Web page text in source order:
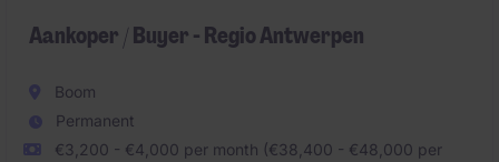
Aankoper / Buyer - Regio Antwerpen
Boom
Permanent
€3,200 - €4,000 per month (€38,400 - €48,000 per